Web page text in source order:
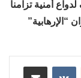
أمنية تزامنا
“الإرهابية”
مشاركة عبر البريد